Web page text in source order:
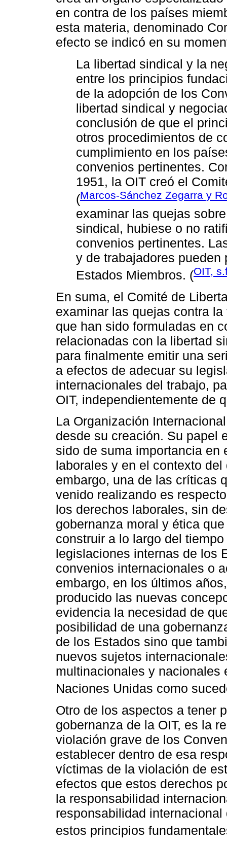
en contra de los países
esta materia, denominado
efecto se indicó en su
La libertad sindical y la
entre los principios
de la adopción de los
libertad sindical y
conclusión de que el
otros procedimientos de
cumplimiento en los
convenios pertinentes.
1951, la OIT creó el
(Marcos-Sánchez Zegarra y
examinar las quejas
sindical, hubiese o no
convenios pertinentes.
y de trabajadores
Estados Miembros. (OIT,
En suma, el Comité de
examinar las quejas contra
que han sido formuladas en
relacionadas con la libertad
para finalmente emitir una
a efectos de adecuar su
internacionales del trabajo,
OIT, independientemente de
La Organización
desde su creación. Su papel
sido de suma importancia en
laborales y en el contexto
embargo, una de las críticas
venido realizando es
los derechos laborales, sin
gobernanza moral y ética
construir a lo largo del
legislaciones internas de los
convenios internacionales o
embargo, en los últimos
producido las nuevas
evidencia la necesidad de
posibilidad de una
de los Estados sino que
nuevos sujetos
multinacionales y nacionales
Naciones Unidas como
Otro de los aspectos a tener
gobernanza de la OIT, es la
violación grave de los
establecer dentro de esa
víctimas de la violación de
efectos que estos derechos
la responsabilidad
responsabilidad
estos principios